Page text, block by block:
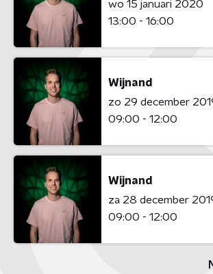
wo 15 januari 2020
13:00 - 16:00
Wijnand
zo 29 december
09:00 - 12:00
Wijnand
za 28 december
09:00 - 12:00